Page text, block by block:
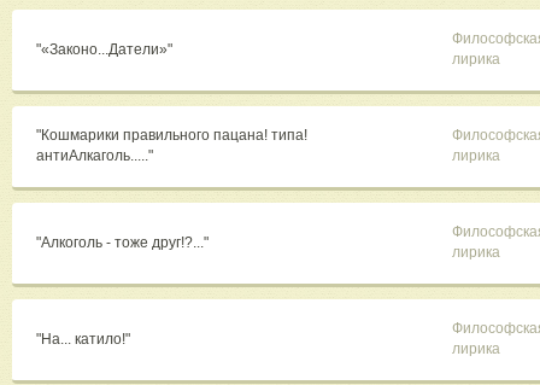
"«Законо...Датели»"
лирика
"Кошмарики правильного пацана! типа!
антиАлкаголь....."
лирика
"Алкоголь - тоже друг!?..."
лирика
"На... катило!"
лирика